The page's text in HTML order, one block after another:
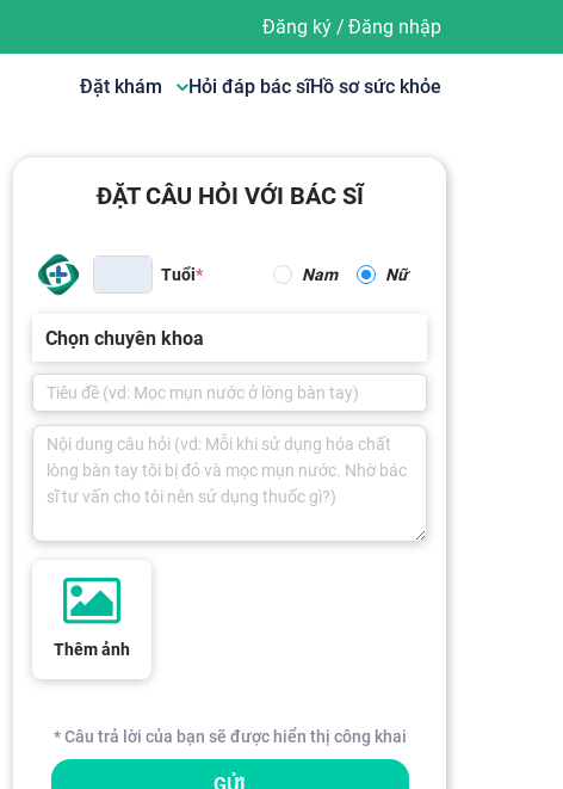
Đăng ký/ Đăng nhập
Đặt khám Hỏi đáp bác sĩHồ sơ sức khỏe
ĐẶT CÂU HỎI VỚI BÁC SĨ
Tuổi Nam Nữ
Chọn chuyên khoa
Thêm ảnh
* Câu trả lời của bạn sẽ được hiển thị công khai